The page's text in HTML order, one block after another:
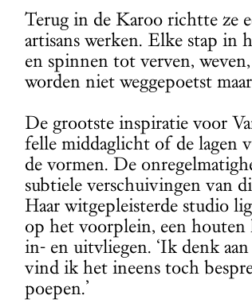
Terug in de Karoo richtte ze
artisans werken. Elke stap in
en spinnen tot verven,
worden niet weggepoetst
De grootste inspiratie voor
felle middaglicht of de lagen
de vormen. De
subtiele verschuivingen van
Haar witgepleisterde studio
op het voorplein, een houten
in- en uitvliegen. ‘Ik denk aan
vind ik het ineens toch
poepen.’